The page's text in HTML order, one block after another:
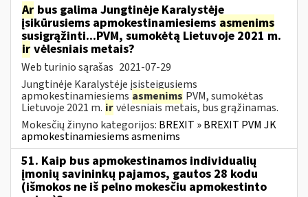
Ar bus galima Jungtinėje Karalystėje
įsikūrusiems apmokestinamiesiems asmenims
susigrąžinti...PVM, sumokėtą Lietuvoje 2021 m.
ir vėlesniais metais?
Web turinio sąrašas 2021-07-29
Jungtinėje Karalystėje įsisteigusiems
apmokestinamiesiems asmenims PVM, sumokėtas
Lietuvoje 2021 m. irvėlesniais metais, bus grąžinamas.
Mokesčių žinyno kategorijos: BREXIT » BREXIT PVM JK
apmokestinamiesiems asmenims
51. Kaip bus apmokestinamos individualių
įmonių savininkų pajamos, gautos 28 kodu
(išmokos ne iš pelno mokesčiu apmokestinto